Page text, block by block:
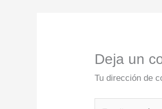
Deja un
Tu dirección de